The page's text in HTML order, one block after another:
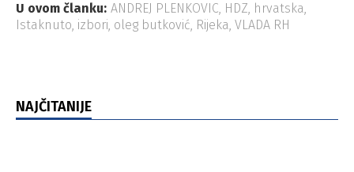
U ovom članku: ANDREJ PLENKOVIC, HDZ, hrvatska,
Istaknuto, izbori, oleg butković, Rijeka, VLADA RH
NAJČITANIJE